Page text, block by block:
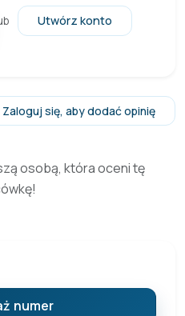
Utwórz konto
Zaloguj się, aby dodać opinię
osobą, która oceni tę
numer